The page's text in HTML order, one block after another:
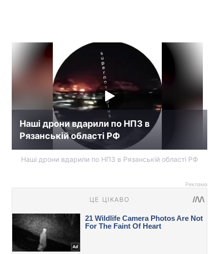
Наші дрони вдарили по НПЗ в
Рязанській області РФ
Наші дрони вдарили по НПЗ в Рязанській області РФ
Реклама